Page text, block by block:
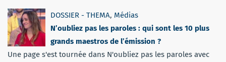
DOSSIER - THEMA, Médias
N’oubliez pas les paroles : qui sont les 10 plus
grands maestros de l’émission ?
Une page s'est tournée dans N'oubliez pas les paroles avec